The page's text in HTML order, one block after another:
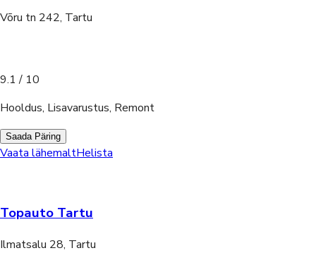
Võru tn 242, Tartu
9.1 / 10
Hooldus, Lisavarustus, Remont
Saada Päring
Vaata lähemaltHelista
Topauto Tartu
Ilmatsalu 28, Tartu